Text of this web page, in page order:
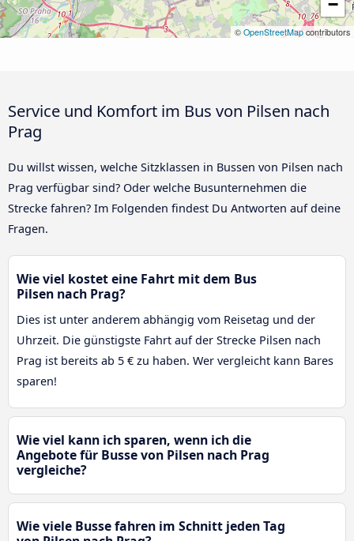
−
© OpenStreetMapcontributors
Service und Komfort im Bus von Pilsen nach
Prag
Du willst wissen, welche Sitzklassen in Bussen von Pilsen nach
Prag verfügbar sind? Oder welche Busunternehmen die
Strecke fahren? Im Folgenden findest Du Antworten auf deine
Fragen.
Wie viel kostet eine Fahrt mit dem Bus
Pilsen nach Prag?
Dies ist unter anderem abhängig vom Reisetag und der
Uhrzeit. Die günstigste Fahrt auf der Strecke Pilsen nach
Prag ist bereits ab 5 € zu haben. Wer vergleicht kann Bares
sparen!
Wie viel kann ich sparen, wenn ich die
Angebote für Busse von Pilsen nach Prag
vergleiche?
Wie viele Busse fahren im Schnitt jeden Tag